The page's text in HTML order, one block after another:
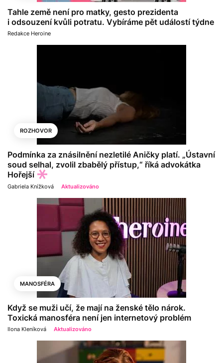
Tahle země není pro matky, gesto prezidenta
i odsouzení kvůli potratu. Vybíráme pět událostí týdne
Redakce Heroine
ROZHOVOR
Podmínka za znásilnění nezletilé Aničky platí. „Ústavní
soud selhal, zvolil zbabělý přístup,“ říká advokátka
Hořejší
Gabriela Knížková Aktualizováno
MANOSFÉRA
Když se muži učí, že mají na ženské tělo nárok.
Toxická manosféra není jen internetový problém
Ilona Kleníková Aktualizováno